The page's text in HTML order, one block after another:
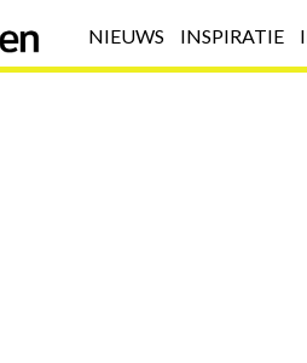
NIEUWS INSPIRATIE